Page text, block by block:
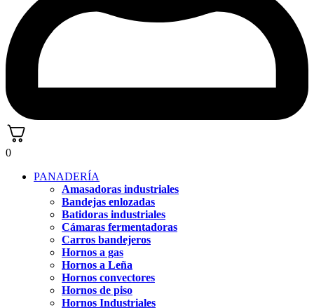
0
PANADERÍA
Amasadoras industriales
Bandejas enlozadas
Batidoras industriales
Cámaras fermentadoras
Carros bandejeros
Hornos a gas
Hornos a Leña
Hornos convectores
Hornos de piso
Hornos Industriales